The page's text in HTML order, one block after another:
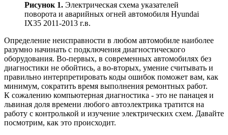
Рисунок 1. Электрическая схема указателей
поворота и аварийных огней автомобиля Hyundai
IX35 2011-2013 г.в.
Определение неисправности в любом автомобиле наиболее
разумно начинать с подключения диагностического
оборудования. Во-первых, в современных автомобилях без
диагностики не обойтись, а во-вторых, умение считывать и
правильно интерпретировать коды ошибок поможет вам, как
минимум, сократить время выполнения ремонтных работ.
К сожалению компьютерная диагностика - это не панацея и
львиная доля времени любого автоэлектрика тратится на
работу с контролькой и изучение электрических схем. Давайте
посмотрим, как это происходит.